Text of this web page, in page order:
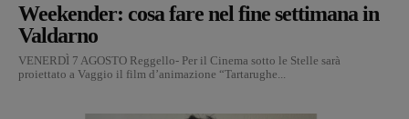
Weekender: cosa fare nel fine settimana in
Valdarno
VENERDÌ 7 AGOSTO Reggello- Per il Cinema sotto le Stelle sarà
proiettato a Vaggio il film d’animazione “Tartarughe...